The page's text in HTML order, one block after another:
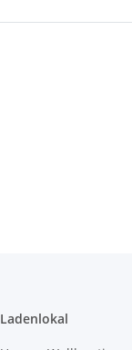
Ladenlokal